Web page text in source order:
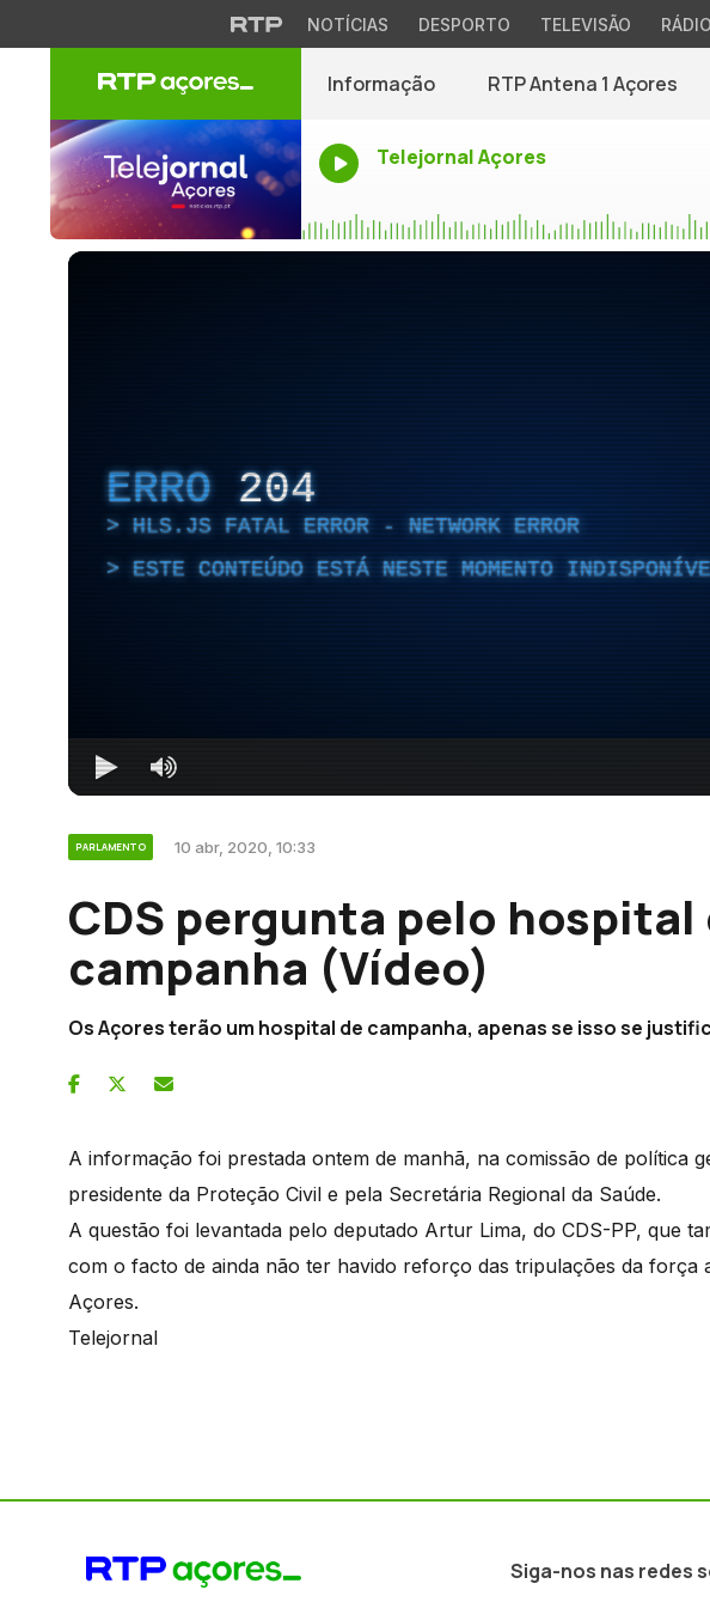
NOTÍCIAS DESPORTO TELEVISÃO RÁDIO
Informação RTP Antena 1 Açores
Telejornal Açores
ERRO 204
HLS.JS FATAL ERROR - NETWORK ERROR
ESTE CONTEÚDO ESTÁ NESTE MOMENTO
PARLAMENTO 10 abr, 2020, 10:33
CDS pergunta pelo hospital
campanha (Vídeo)
Os Açores terão um hospital de campanha, apenas se isso se
A informação foi prestada ontem de manhã, na comissão de política
presidente da Proteção Civil e pela Secretária Regional da Saúde.
A questão foi levantada pelo deputado Artur Lima, do CDS-PP, que
com o facto de ainda não ter havido reforço das tripulações da força
Açores.
Telejornal
Siga-nos nas redes